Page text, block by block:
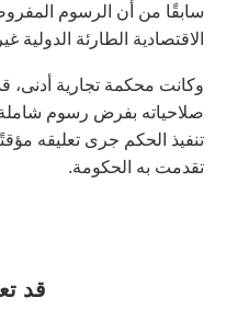
سابقًا من أن الرسوم
الاقتصادية الطارئة الدولية
وكانت محكمة تجارية أدنى،
صلاحياته بفرض رسوم
تنفيذ الحكم جرى تعليقه
تقدمت به الحكومة.
قد